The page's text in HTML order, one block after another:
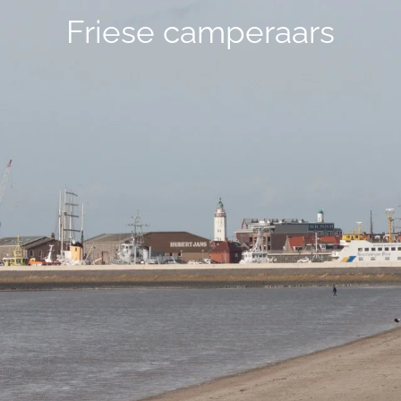
Friese camperaars